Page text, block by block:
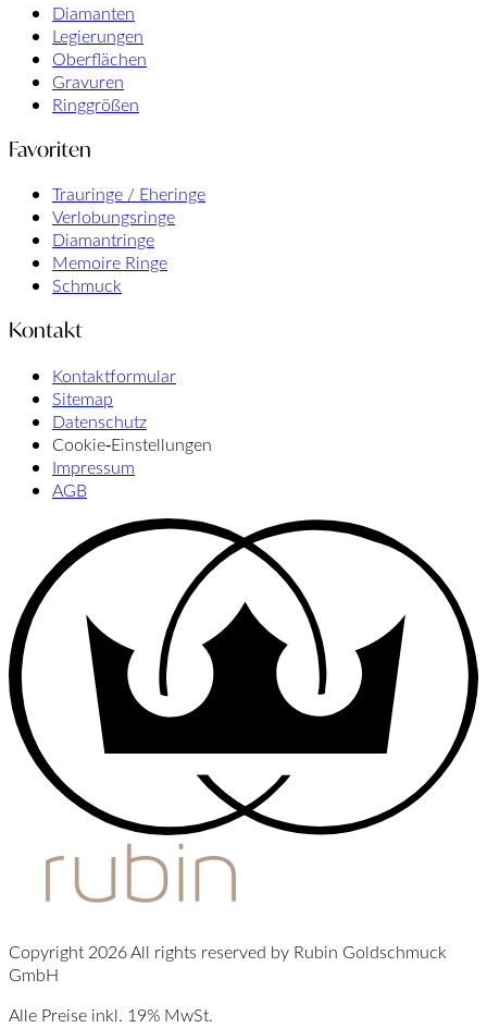
Diamanten
Legierungen
Oberflächen
Gravuren
Ringgrößen
Favoriten
Trauringe / Eheringe
Verlobungsringe
Diamantringe
Memoire Ringe
Schmuck
Kontakt
Kontaktformular
Sitemap
Datenschutz
Cookie‑Einstellungen
Impressum
AGB
Copyright 2026 All rights reserved by Rubin Goldschmuck
GmbH
Alle Preise inkl. 19% MwSt.